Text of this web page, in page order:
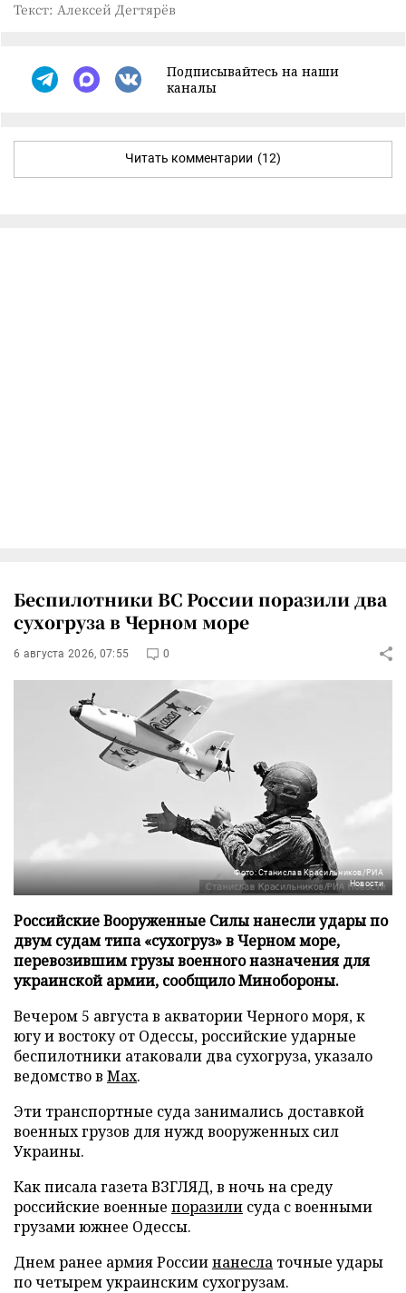
Текст: Алексей Дегтярёв
Подписывайтесь на наши
каналы
Читать комментарии (12)
Беспилотники ВС России поразили два
сухогруза в Черном море
6 августа 2026, 07:55 0
Фото: Станислав Красильников/РИА
Новости
Российские Вооруженные Силы нанесли удары по
двум судам типа «сухогруз» в Черном море,
перевозившим грузы военного назначения для
украинской армии, сообщило Минобороны.
Вечером 5 августа в акватории Черного моря, к
югу и востоку от Одессы, российские ударные
беспилотники атаковали два сухогруза, указало
ведомство в Max.
Эти транспортные суда занимались доставкой
военных грузов для нужд вооруженных сил
Украины.
Как писала газета ВЗГЛЯД, в ночь на среду
российские военные поразили суда с военными
грузами южнее Одессы.
Днем ранее армия Россиинанесла точные удары
по четырем украинским сухогрузам.